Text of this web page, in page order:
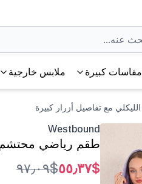
مقاسات كبيرة ملابس خارجية
Westbound
طقم رياضي محتشم
$٥٥٫٣٧ $٩٧٫٠٩